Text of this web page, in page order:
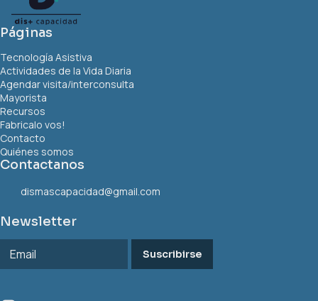
Páginas
Tecnología Asistiva
Actividades de la Vida Diaria
Agendar visita/interconsulta
Mayorista
Recursos
Fabricalo vos!
Contacto
Quiénes somos
Contactanos
dismascapacidad@gmail.com
Newsletter
Suscribirse